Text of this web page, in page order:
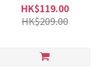
HK$119.00
HK$209.00